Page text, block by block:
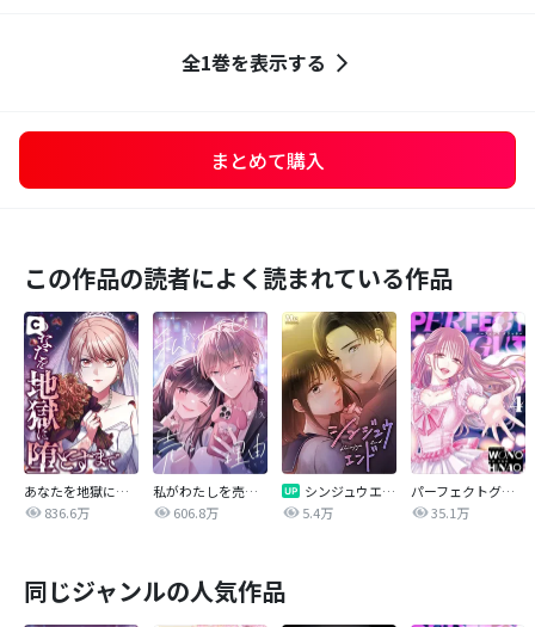
全1巻を表示する
まとめて購入
この作品の読者によく読まれている作品
あなたを地獄に堕とすまで
836.6万
私がわたしを売る理由
606.8万
シンジュウエンド【タテヨミ】
5.4万
パーフェクトグリッター
35.1万
同じジャンルの人気作品